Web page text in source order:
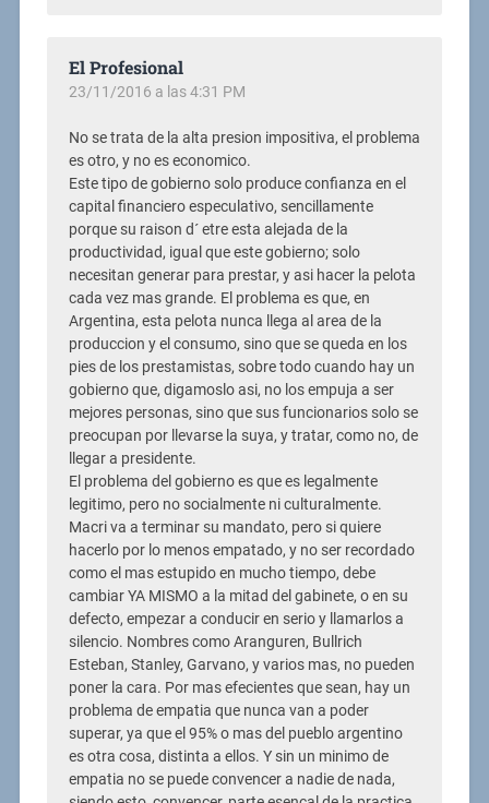
El Profesional
23/11/2016 a las 4:31 PM
No se trata de la alta presion impositiva, el problema
es otro, y no es economico.
Este tipo de gobierno solo produce confianza en el
capital financiero especulativo, sencillamente
porque su raison d´ etre esta alejada de la
productividad, igual que este gobierno; solo
necesitan generar para prestar, y asi hacer la pelota
cada vez mas grande. El problema es que, en
Argentina, esta pelota nunca llega al area de la
produccion y el consumo, sino que se queda en los
pies de los prestamistas, sobre todo cuando hay un
gobierno que, digamoslo asi, no los empuja a ser
mejores personas, sino que sus funcionarios solo se
preocupan por llevarse la suya, y tratar, como no, de
llegar a presidente.
El problema del gobierno es que es legalmente
legitimo, pero no socialmente ni culturalmente.
Macri va a terminar su mandato, pero si quiere
hacerlo por lo menos empatado, y no ser recordado
como el mas estupido en mucho tiempo, debe
cambiar YA MISMO a la mitad del gabinete, o en su
defecto, empezar a conducir en serio y llamarlos a
silencio. Nombres como Aranguren, Bullrich
Esteban, Stanley, Garvano, y varios mas, no pueden
poner la cara. Por mas efecientes que sean, hay un
problema de empatia que nunca van a poder
superar, ya que el 95% o mas del pueblo argentino
es otra cosa, distinta a ellos. Y sin un minimo de
empatia no se puede convencer a nadie de nada,